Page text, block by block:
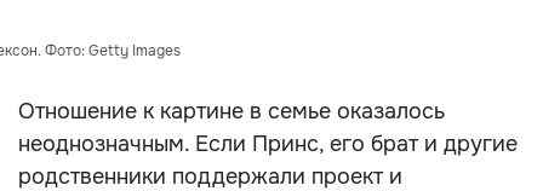
Фото: Getty Images
Отношение к картине в семье оказалось
неоднозначным. Если Принс, его брат и другие
родственники поддержали проект и